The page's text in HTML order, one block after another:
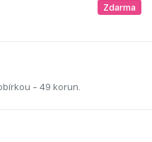
Zdarma
– 49 korun.